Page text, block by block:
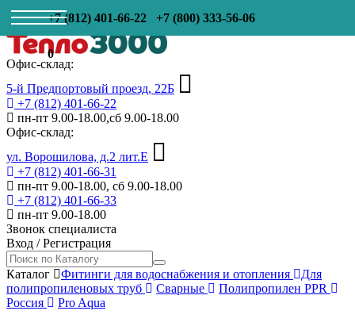
+7 (812) 401-66-22 +7 (800) 333-56-06
0
Офис-склад:
5-й Предпортовый проезд, 22Б
+7 (812) 401-66-22
пн-пт 9.00-18.00,сб 9.00-18.00
Офис-склад:
ул. Ворошилова, д.2 лит.Е
+7 (812) 401-66-31
пн-пт 9.00-18.00, сб 9.00-18.00
+7 (812) 401-66-33
пн-пт 9.00-18.00
Звонок специалиста
Вход /Регистрация
Каталог Фитинги для водоснабжения и отопления
Для
полипропиленовых труб
Сварные
Полипропилен PPR
Россия
Pro Aqua